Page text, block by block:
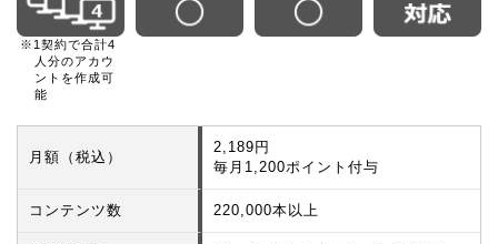
※1契約で合計4
人分のアカウ
ントを作成可
能
月額（税込）
2,189円
毎月1,200ポイント付与
コンテンツ数 220,000本以上